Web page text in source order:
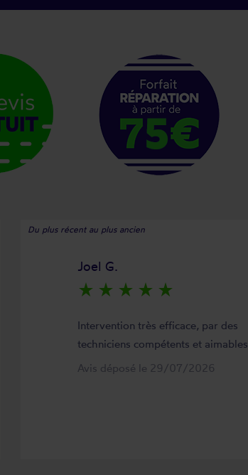
Du plus récent au plus ancien
Joel G.
star_rate star_rate star_rate star_rate star_rate
Intervention très efficace, par des
techniciens compétents et aimables
Avis déposé le 29/07/2026